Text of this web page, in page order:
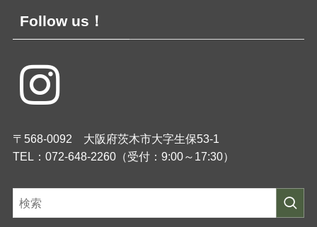
Follow us！
〒568-0092 大阪府茨木市大字生保53-1
TEL：072-648-2260（受付：9:00～17:30）